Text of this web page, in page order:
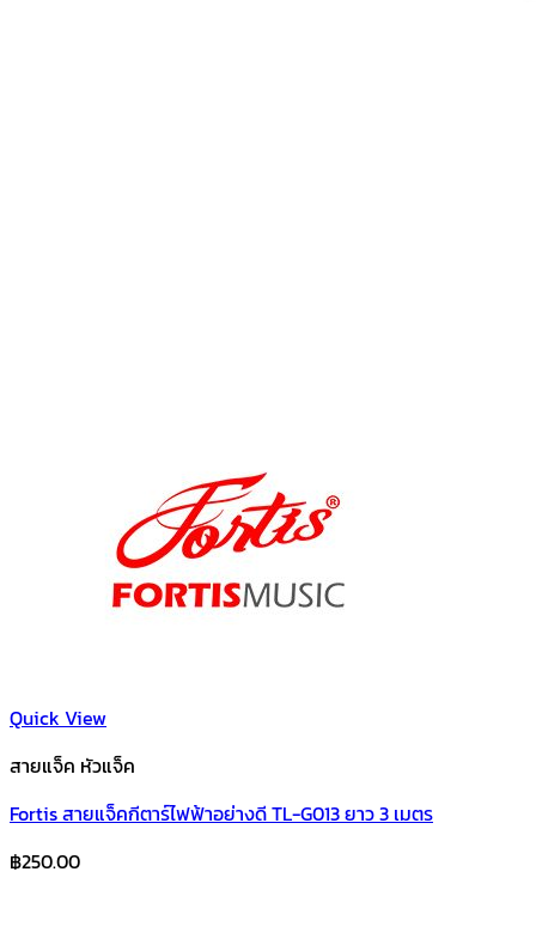
Quick View
สายแจ็ค หัวแจ็ค
Fortis สายแจ็คกีตาร์ไฟฟ้าอย่างดี TL-G013 ยาว 3 เมตร
฿250.00